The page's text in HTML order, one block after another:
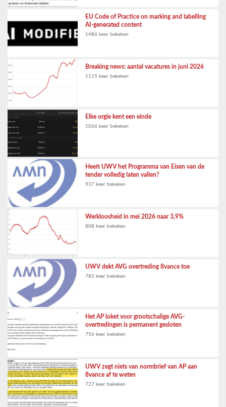
EU Code of Practice on marking and labelling
AI-generated content
1486 keer bekeken
Breaking news: aantal vacatures in juni 2026
1115 keer bekeken
Elke orgie kent een einde
1066 keer bekeken
Heeft UWV het Programma van Eisen van de
tender volledig laten vallen?
937 keer bekeken
Werkloosheid in mei 2026 naar 3,9%
808 keer bekeken
UWV dekt AVG overtreding 8vance toe
785 keer bekeken
Het AP loket voor grootschalige AVG-
overtredingen is permanent gesloten
756 keer bekeken
UWV zegt niets van normbrief van AP aan
8vance af te weten
727 keer bekeken